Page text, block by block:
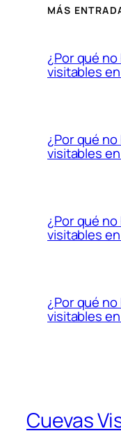
MÁS
¿Por qué
visitables
¿Por qué
visitables
¿Por qué
visitables
¿Por qué
visitables
Cuevas